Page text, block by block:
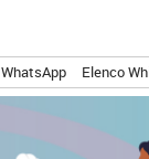
WhatsApp Elenco